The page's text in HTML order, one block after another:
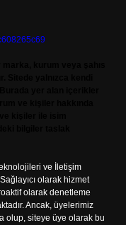
ve İletişim
olarak hizmet
olarak denetleme
Ancak, üyelerimiz
olup, siteye üye olarak bu